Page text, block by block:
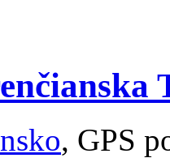
, GPS